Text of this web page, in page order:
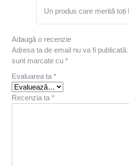
Un produs care merită toți
Adaugă o recenzie
Adresa ta de email nu va fi publicată.
sunt marcate cu *
Evaluarea ta *
Recenzia ta *